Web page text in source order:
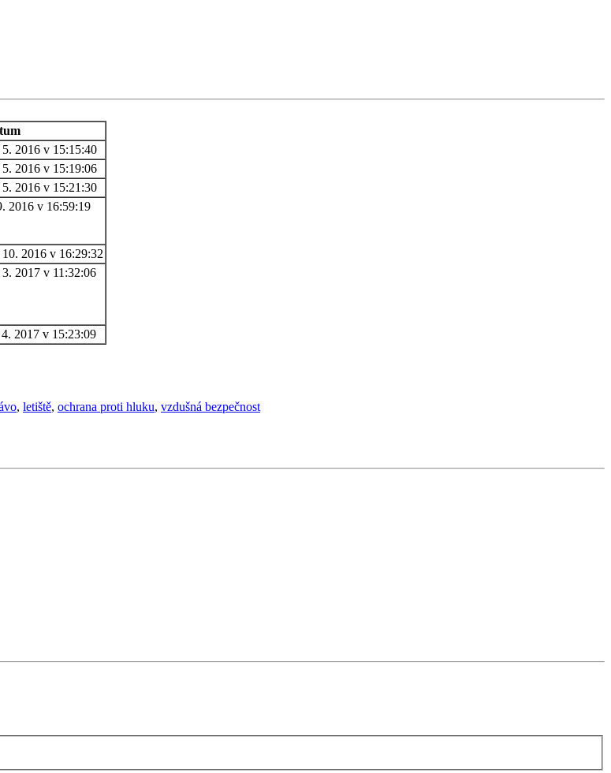
5. 2016 v 15:15:40
5. 2016 v 15:19:06
5. 2016 v 15:21:30
2016 v 16:59:19
10. 2016 v 16:29:32
3. 2017 v 11:32:06
4. 2017 v 15:23:09
, letiště, ochrana proti hluku, vzdušná bezpečnost